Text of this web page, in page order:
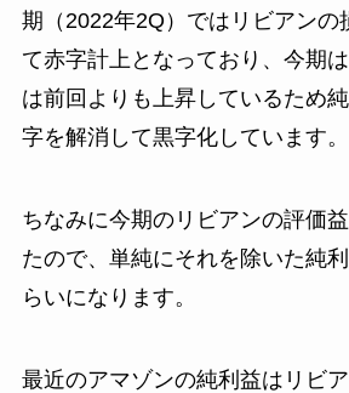
期（2022年2Q）ではリビアンの
て赤字計上となっており、今期
は前回よりも上昇しているため
字を解消して黒字化しています。
ちなみに今期のリビアンの評価
たので、単純にそれを除いた純
らいになります。
最近のアマゾンの純利益はリビ